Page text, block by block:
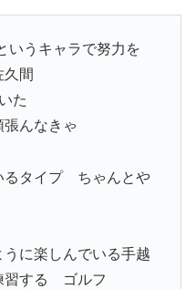
うキャラで努力を
久間
た
張んなきゃ
るタイプ ちゃんとや
に楽しんでいる手越
習する ゴルフ